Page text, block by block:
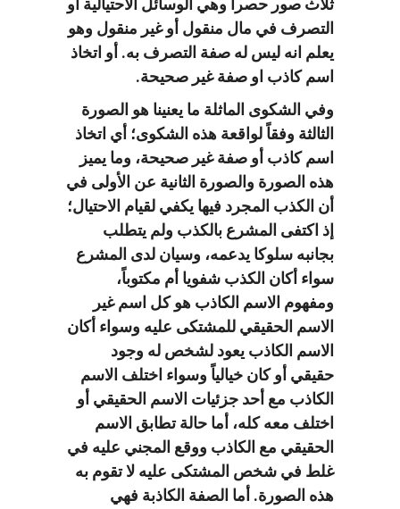
ثلاث صور حصراً وهي الوسائل الاحتيالية أو
التصرف في مال منقول أو غير منقول وهو
يعلم انه ليس له صفة التصرف به. أو اتخاذ
اسم كاذب او صفة غير صحيحة.
وفي الشكوى الماثلة ما يعنينا هو الصورة
الثالثة وفقاً لواقعة هذه الشكوى؛ أي اتخاذ
اسم كاذب أو صفة غير صحيحة، وما يميز
هذه الصورة والصورة الثانية عن الأولى في
أن الكذب المجرد فيها يكفي لقيام الاحتيال؛
إذ اكتفى المشرع بالكذب ولم يتطلب
بجانبه سلوكا يدعمه، وسيان لدى المشرع
سواء أكان الكذب شفويا أم مكتوباً،
ومفهوم الاسم الكاذب هو كل اسم غير
الاسم الحقيقي للمشتكى عليه وسواء أكان
الاسم الكاذب يعود لشخص له وجود
حقيقي أو كان خيالياً وسواء اختلف الاسم
الكاذب مع أحد جزئيات الاسم الحقيقي أو
اختلف معه كله، أما حالة تطابق الاسم
الحقيقي مع الكاذب ووقع المجني عليه في
غلط في شخص المشتكى عليه لا تقوم به
هذه الصورة. أما الصفة الكاذبة فهي